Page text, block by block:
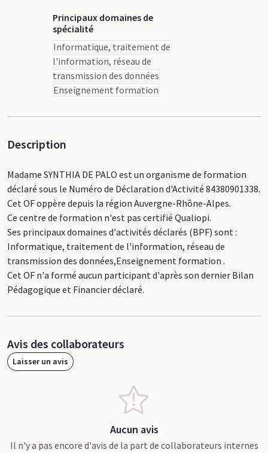
Principaux domaines de
spécialité
Informatique, traitement de
l'information, réseau de
transmission des données
Enseignement formation
Description
Madame SYNTHIA DE PALO est un organisme de formation
déclaré sous le Numéro de Déclaration d'Activité 84380901338.
Cet OF oppère depuis la région Auvergne-Rhône-Alpes.
Ce centre de formation n'est pas certifié Qualiopi.
Ses principaux domaines d'activités déclarés (BPF) sont :
Informatique, traitement de l'information, réseau de
transmission des données,Enseignement formation .
Cet OF n'a formé aucun participant d'après son dernier Bilan
Pédagogique et Financier déclaré.
Avis des collaborateurs
Laisser un avis
Aucun avis
Il n'y a pas encore d'avis de la part de collaborateurs internes